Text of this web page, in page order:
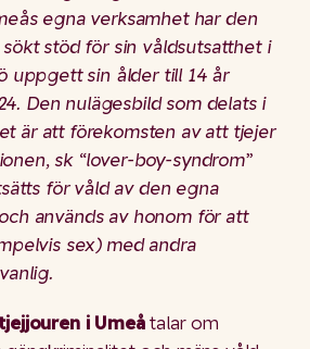
egna verksamhet har den
stöd för sin våldsutsatthet i
uppgett sin ålder till 14 år
Den nulägesbild som delats i
är att förekomsten av att tjejer
sk “lover-boy-syndrom”
för våld av den egna
används av honom för att
sex) med andra
i Umeåtalar om